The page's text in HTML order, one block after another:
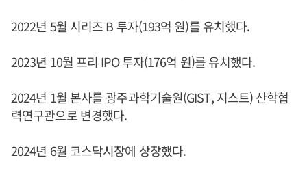
2022년 5월 시리즈 B 투자(193억 원)를 유치했다.
2023년 10월 프리 IPO 투자(176억 원)를 유치했다.
2024년 1월 본사를 광주과학기술원(GIST, 지스트) 산학협
력연구관으로 변경했다.
2024년 6월 코스닥시장에 상장했다.